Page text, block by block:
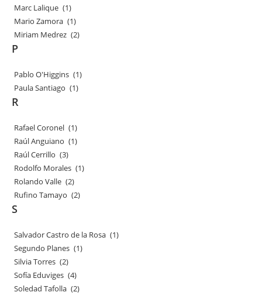
Marc Lalique (1)
Mario Zamora (1)
Miriam Medrez (2)
P
Pablo O'Higgins (1)
Paula Santiago (1)
R
Rafael Coronel (1)
Raúl Anguiano (1)
Raúl Cerrillo (3)
Rodolfo Morales (1)
Rolando Valle (2)
Rufino Tamayo (2)
S
Salvador Castro de la Rosa (1)
Segundo Planes (1)
Silvia Torres (2)
Sofía Eduviges (4)
Soledad Tafolla (2)